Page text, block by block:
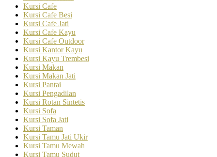
Kursi Cafe
Kursi Cafe Besi
Kursi Cafe Jati
Kursi Cafe Kayu
Kursi Cafe Outdoor
Kursi Kantor Kayu
Kursi Kayu Trembesi
Kursi Makan
Kursi Makan Jati
Kursi Pantai
Kursi Pengadilan
Kursi Rotan Sintetis
Kursi Sofa
Kursi Sofa Jati
Kursi Taman
Kursi Tamu Jati Ukir
Kursi Tamu Mewah
Kursi Tamu Sudut